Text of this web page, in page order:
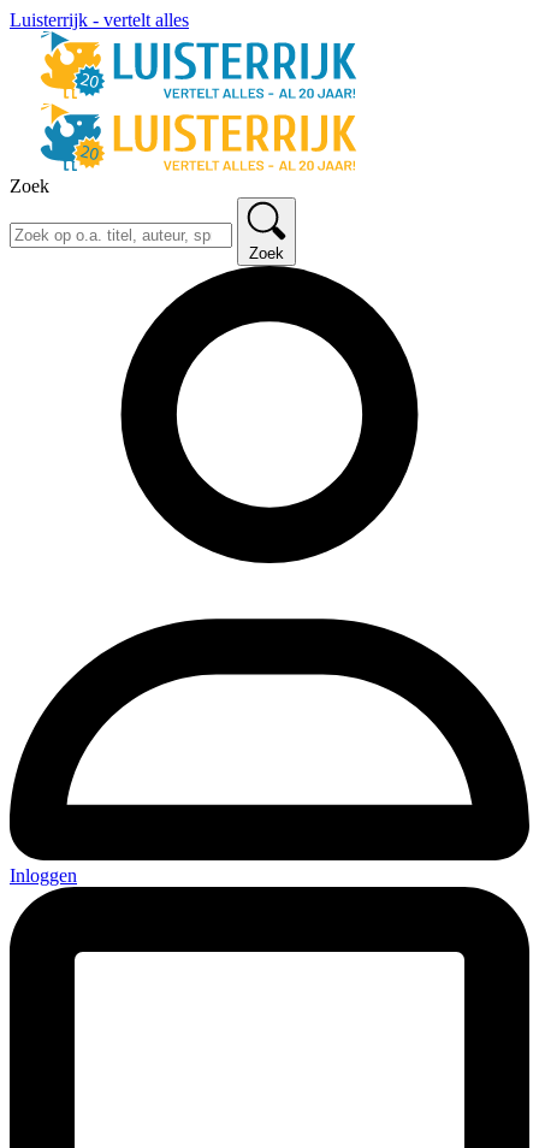
Luisterrijk - vertelt alles
Zoek
Zoek
Inloggen